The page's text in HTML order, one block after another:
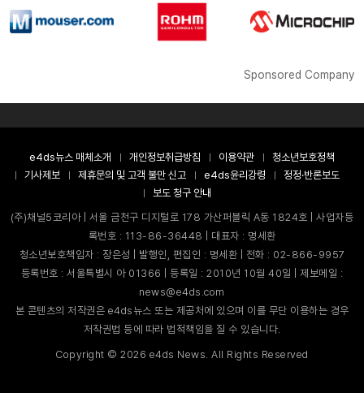
Sponsored Company
e4ds뉴스 매체소개 개인정보취급방침 이용약관
청소년보호정책
기사제보
제휴문의 및 고객 불만 신고 e4ds윤리강령
정정·반론보도
보도 청구 안내
(주)채널5코리아 | 서울 금천구 디지털로 178 가산퍼블릭 A동 1824호 | 사업자등
록번호 : 113-86-36448 | 대표자 : 명세환
청소년보호책임자 : 장은성 | 발행인, 편집인 : 명세환 | 전화 : 02-866-9957
등록번호 : 서울특별시 아 01366 | 등록일 : 2010년 10월 40일 | 제보메일 :
news@e4ds.com
본 콘텐츠의 저작권은 e4ds뉴스 또는 제공처에 있으며 이를 무단 이용하는 경우
저작권법 등에 따라 법적책임을 질 수 있습니다.
Copyright ©2026 e4ds News. All Rights Reserved